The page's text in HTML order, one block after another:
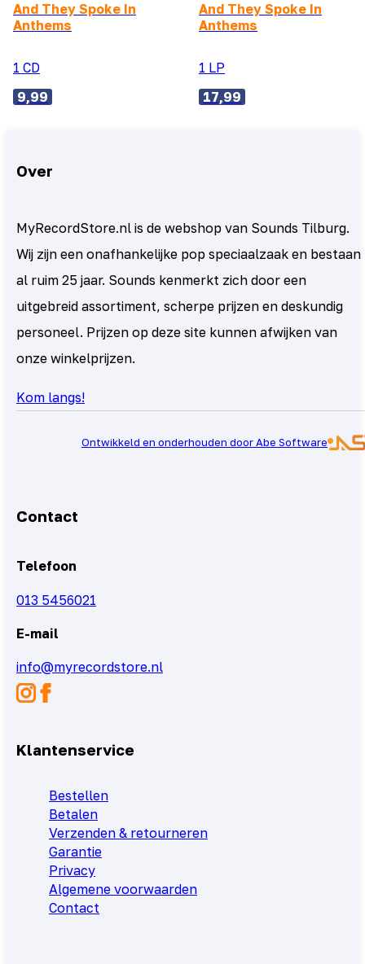
And They Spoke In
Anthems
1 CD
9,99
And They Spoke In
Anthems
1 LP
17,99
Over
MyRecordStore.nl is de webshop van Sounds Tilburg.
Wij zijn een onafhankelijke pop speciaalzaak en bestaan
al ruim 25 jaar. Sounds kenmerkt zich door een
uitgebreid assortiment, scherpe prijzen en deskundig
personeel. Prijzen op deze site kunnen afwijken van
onze winkelprijzen.
Kom langs!
Ontwikkeld en onderhouden door Abe Software
Contact
Telefoon
013 5456021
E-mail
info@myrecordstore.nl
Klantenservice
Bestellen
Betalen
Verzenden & retourneren
Garantie
Privacy
Algemene voorwaarden
Contact